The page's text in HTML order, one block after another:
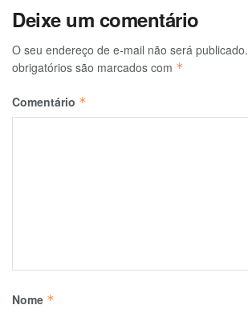
Deixe um comentário
O seu endereço de e-mail não será publicado.
obrigatórios são marcados com *
Comentário *
Nome *